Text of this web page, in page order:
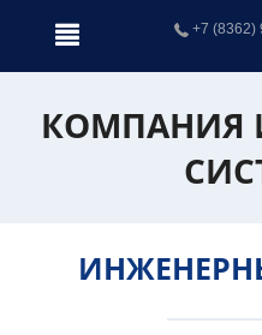
+7 (8362)
КОМПАНИЯ